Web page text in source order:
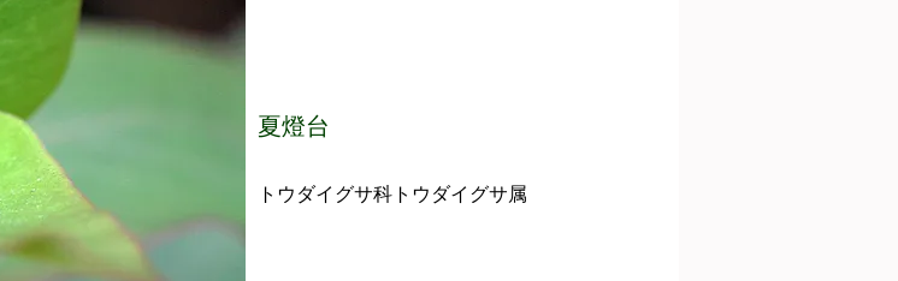
夏燈台
トウダイグサ科トウダイグサ属